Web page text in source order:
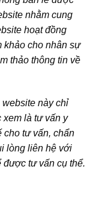
nhằm cung
hoạt đồng
khảo cho nhân sự
thảo thông tin về
website này chỉ
xem là tư vấn y
cho tư vấn, chẩn
lòng liên hệ với
được tư vấn cụ thể.